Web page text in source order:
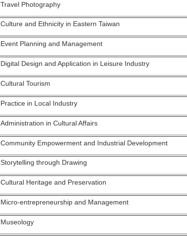
Travel Photography
Culture and Ethnicity in Eastern Taiwan
Event Planning and Management
Digital Design and Application in Leisure Industry
Cultural Tourism
Practice in Local Industry
Administration in Cultural Affairs
Community Empowerment and Industrial Development
Storytelling through Drawing
Cultural Heritage and Preservation
Micro-entrepreneurship and Management
Museology